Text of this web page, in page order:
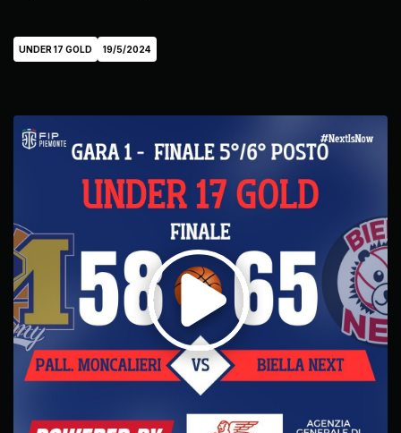
UNDER 17 GOLD 19/5/2024